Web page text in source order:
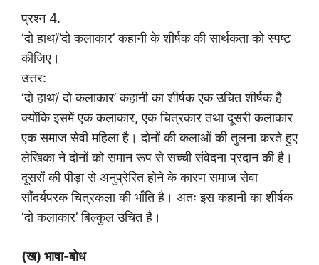
प्रश्न 4.
‘दो हाथ’/’दो कलाकार’ कहानी के शीर्षक की सार्थकता को स्पष्ट
कीजिए।
उत्तर:
‘दो हाथ’/ दो कलाकार’ कहानी का शीर्षक एक उचित शीर्षक है
क्योंकि इसमें एक कलाकार, एक चित्रकार तथा दूसरी कलाकार
एक समाज सेवी महिला है। दोनों की कलाओं की तुलना करते हुए
लेखिका ने दोनों को समान रूप से सच्ची संवेदना प्रदान की है।
दूसरों की पीड़ा से अनुप्रेरित होने के कारण समाज सेवा
सौंदर्यपरक चित्रकला की भाँति है। अतः इस कहानी का शीर्षक
‘दो कलाकार’ बिल्कुल उचित है।
(ख) भाषा-बोध